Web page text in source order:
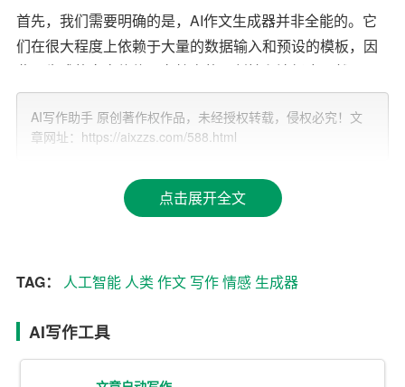
首先，我们需要明确的是，AI作文生成器并非全能的。它
们在很大程度上依赖于大量的数据输入和预设的模板，因
此，生成的文章往往具有较高的原创性和流畅度。然而，A
I作文生成器在理解深度、情感表达、逻辑推理等方面还无
法与人类相比。例如，在涉及到人文关怀、价值判断、道
德伦理等方面的问题时，AI作文生成器往往难以给出符合
尽管如此，AI作文生成器在某些领域的应用仍然具有很高
成写作任务，减轻人类的写作负担。在学术研究方面，AI
献资料，提高研究效率。
然而，我们不能因此就否定了人类写作的价值。与AI作文
AI写作助手 原创著作权作品，未经授权转载，侵权必究！文
章网址：https://aixzzs.com/588.html
点击展开全文
TAG： 人工智能 人类 作文 写作情感 生成器
AI写作工具